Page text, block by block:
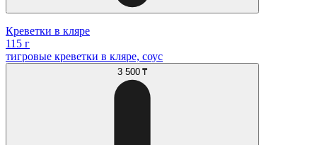
Креветки в кляре
115 г
тигровые креветки в кляре, соус
3 500 ₸